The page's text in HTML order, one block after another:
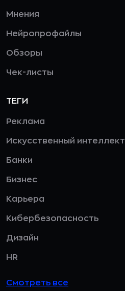
Мнения
Нейропрофайлы
Обзоры
Чек-листы
ТЕГИ
Реклама
Искусственный интеллект
Банки
Бизнес
Карьера
Кибербезопасность
Дизайн
HR
Смотреть все